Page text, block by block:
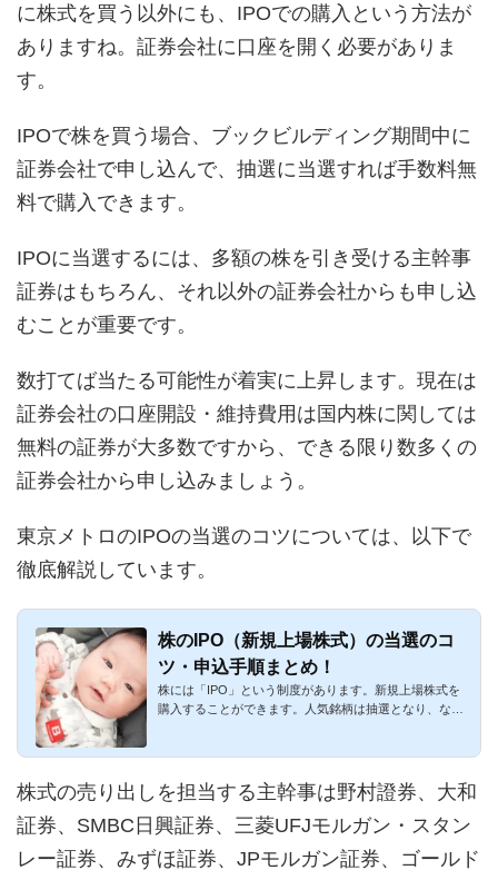
に株式を買う以外にも、IPOでの購入という方法が
ありますね。証券会社に口座を開く必要がありま
す。
IPOで株を買う場合、ブックビルディング期間中に
証券会社で申し込んで、抽選に当選すれば手数料無
料で購入できます。
IPOに当選するには、多額の株を引き受ける主幹事
証券はもちろん、それ以外の証券会社からも申し込
むことが重要です。
数打てば当たる可能性が着実に上昇します。現在は
証券会社の口座開設・維持費用は国内株に関しては
無料の証券が大多数ですから、できる限り数多くの
証券会社から申し込みましょう。
東京メトロのIPOの当選のコツについては、以下で
徹底解説しています。
株のIPO（新規上場株式）の当選のコ
ツ・申込手順まとめ！
株には「IPO」という制度があります。新規上場株式を
購入することができます。人気銘柄は抽選となり、なか
株式の売り出しを担当する主幹事は野村證券、大和
証券、SMBC日興証券、三菱UFJモルガン・スタン
レー証券、みずほ証券、JPモルガン証券、ゴールド